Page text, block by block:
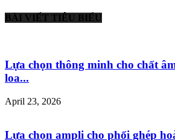
BÀI VIẾT TIÊU BIỂU
Lựa chọn thông minh cho chất
loa...
April 23, 2026
Lựa chọn ampli cho phối ghép